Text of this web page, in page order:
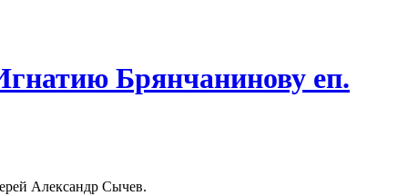
Брянчанинову еп.
Александр Сычев.